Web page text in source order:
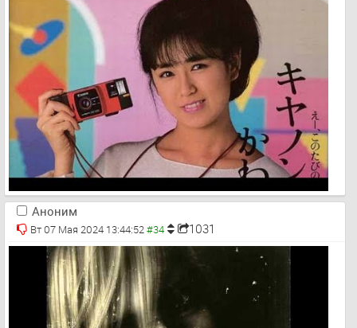
Аноним
Вт 07 Мая 2024 13:44:52 1031